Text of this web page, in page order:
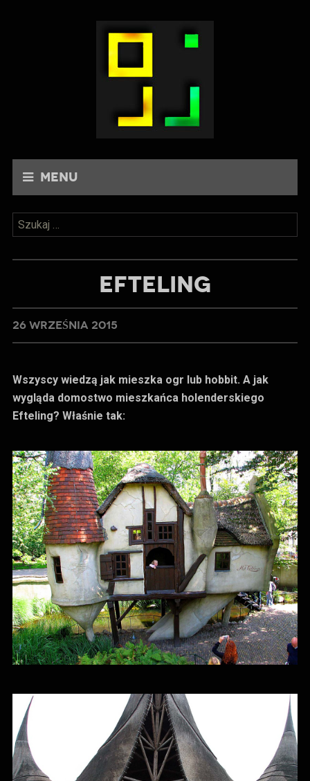
Menu
Szukaj:
EFTELING
26 WRZEŚNIA 2015
Wszyscy wiedzą jak mieszka ogr lub hobbit. A jak
wygląda domostwo mieszkańca holenderskiego
Efteling? Właśnie tak: